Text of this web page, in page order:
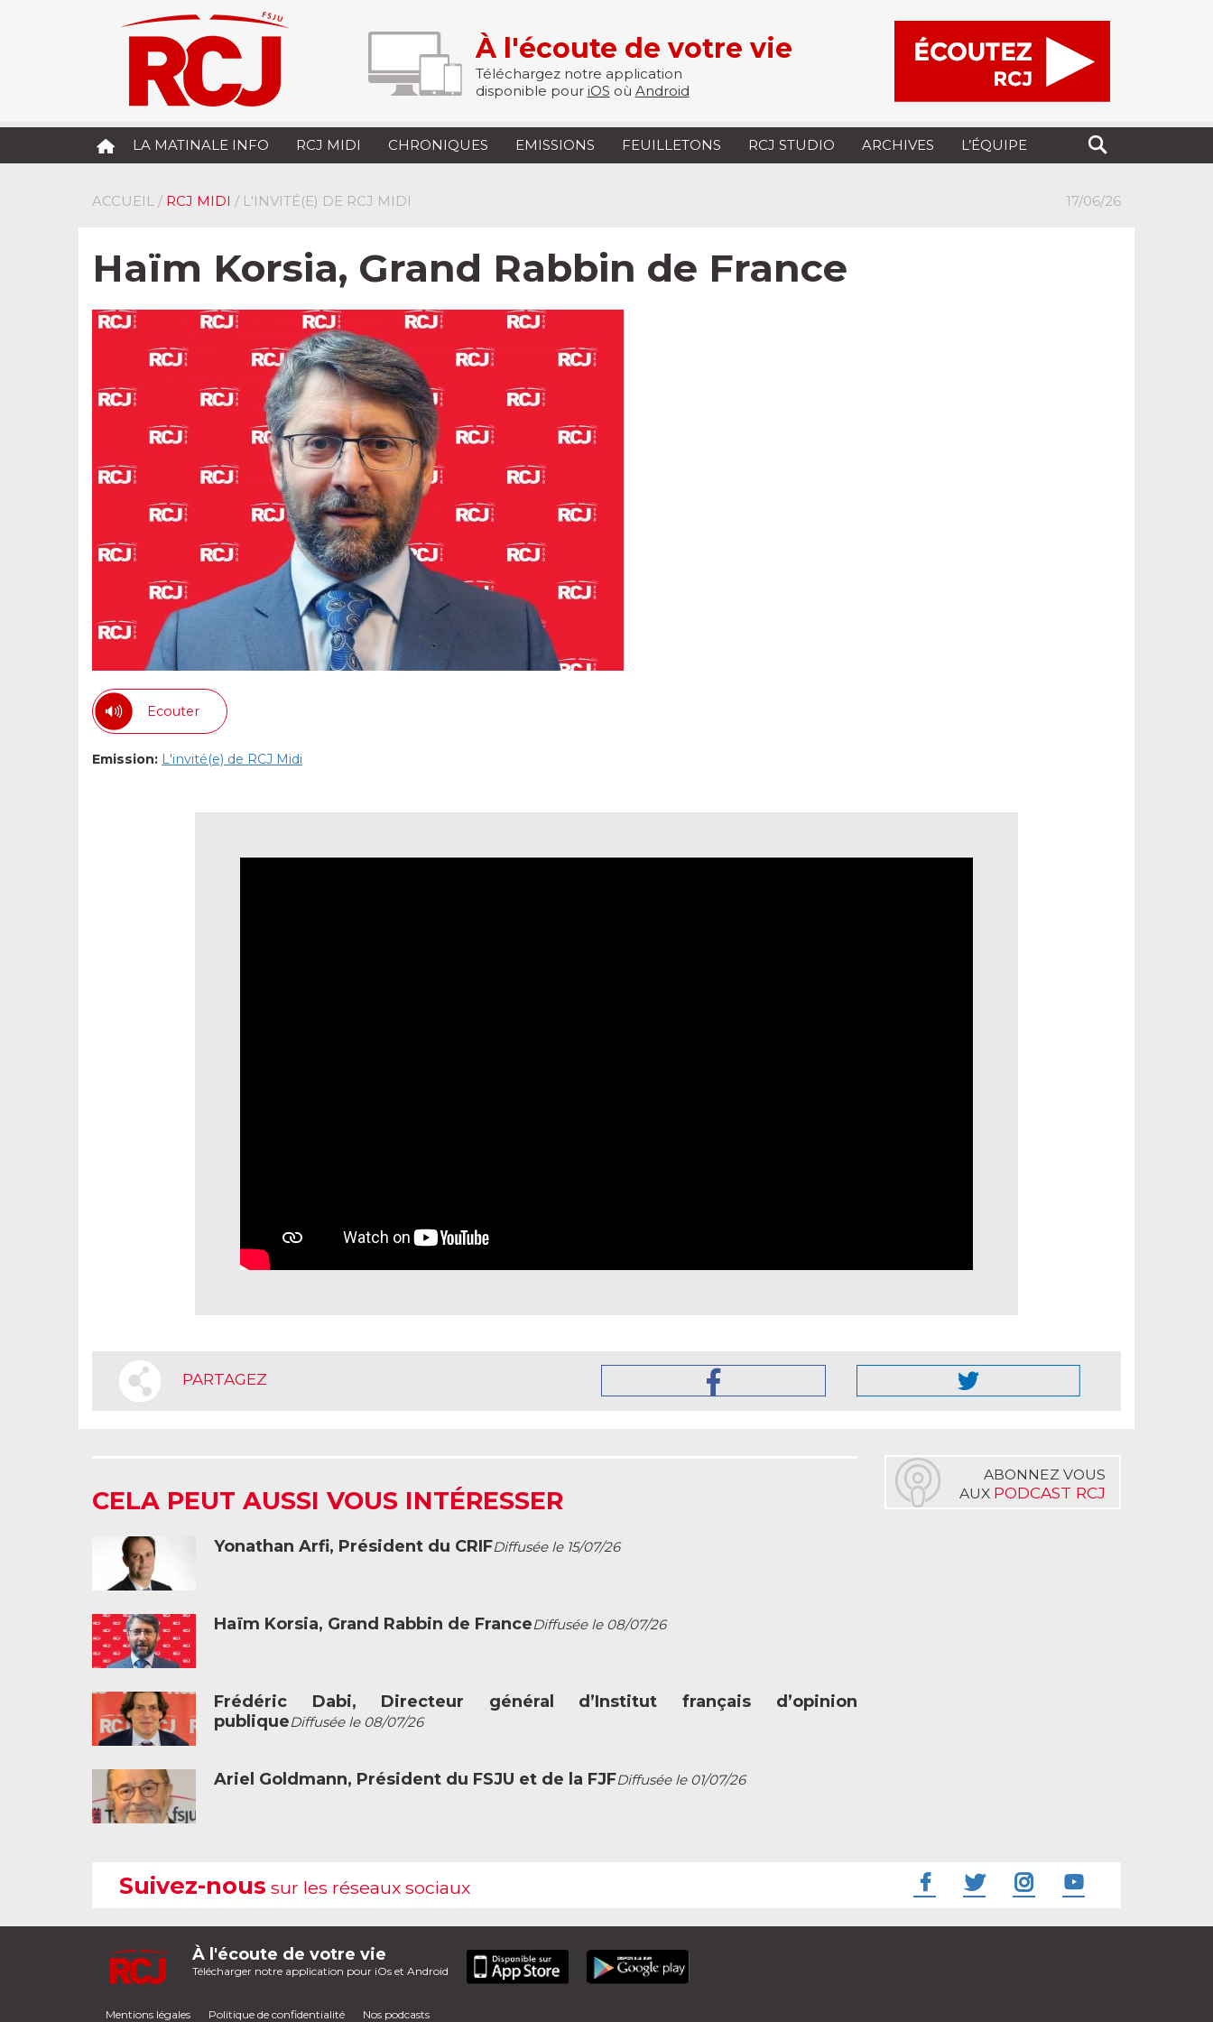
À l'écoute de votre vie
Téléchargez notre application
disponible pour iOS où Android
LA MATINALE INFO RCJ MIDI CHRONIQUES EMISSIONS FEUILLETONS RCJ STUDIO ARCHIVES L’ÉQUIPE
ACCUEIL / RCJ MIDI / L'INVITÉ(E) DE RCJ MIDI 17/06/26
Haïm Korsia, Grand Rabbin de France
Ecouter
Emission: L'invité(e) de RCJ Midi
PARTAGEZ
CELA PEUT AUSSI VOUS INTÉRESSER
Yonathan Arfi, Président du CRIFDiffusée le 15/07/26
Haïm Korsia, Grand Rabbin de FranceDiffusée le 08/07/26
Frédéric Dabi, Directeur général d’Institut français d’opinion
publiqueDiffusée le 08/07/26
Ariel Goldmann, Président du FSJU et de la FJFDiffusée le 01/07/26
ABONNEZ VOUS
AUX PODCAST RCJ
Suivez-nous sur les réseaux sociaux
À l'écoute de votre vie
Télécharger notre application pour iOs et Android
Mentions légales Politique de confidentialité Nos podcasts